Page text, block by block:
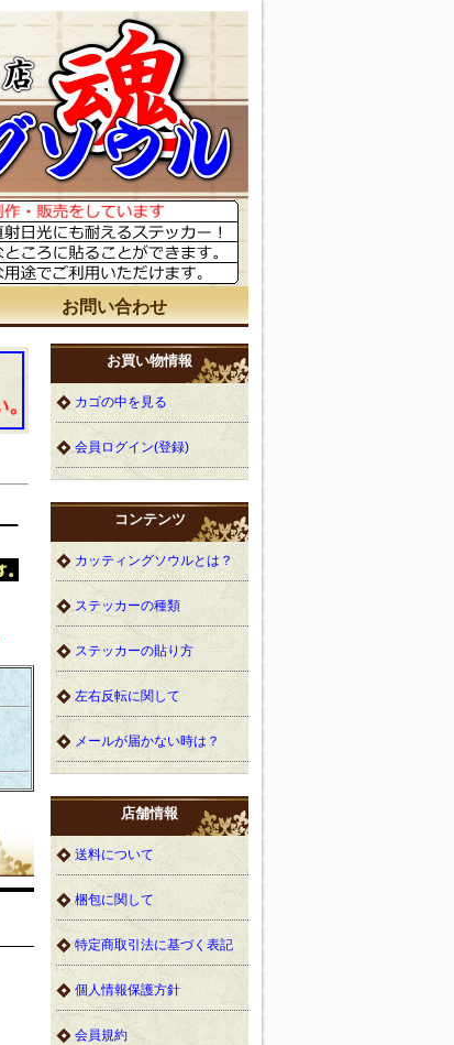
お問い合わせ
お買い物情報
カゴの中を見る
会員ログイン(登録)
コンテンツ
カッティングソウルとは？
ステッカーの種類
ステッカーの貼り方
左右反転に関して
メールが届かない時は？
店舗情報
送料について
梱包に関して
特定商取引法に基づく表記
個人情報保護方針
会員規約